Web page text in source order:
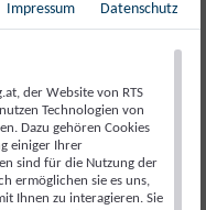
Impressum Datenschutz
der Website von RTS
Technologien von
Dazu gehören Cookies
einiger Ihrer
sind für die Nutzung der
ermöglichen sie es uns,
Ihnen zu interagieren. Sie